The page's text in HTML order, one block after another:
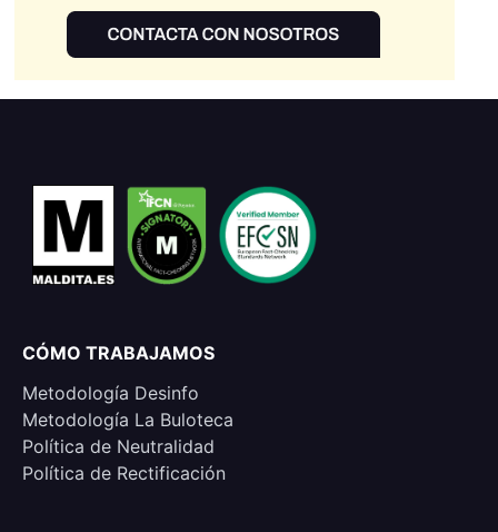
CÓMO TRABAJAMOS
Metodología Desinfo
Metodología La Buloteca
Política de Neutralidad
Política de Rectificación